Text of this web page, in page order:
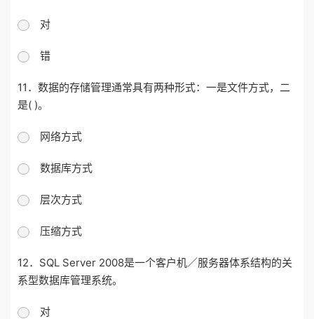
对
错
11．数据的存储管理通常具有两种形式：一是文件方式，二
是( )。
网络方式
数据库方式
层次方式
压缩方式
12．SQL Server 2008是一个客户机／服务器体系结构的关
系型数据库管理系统。
对